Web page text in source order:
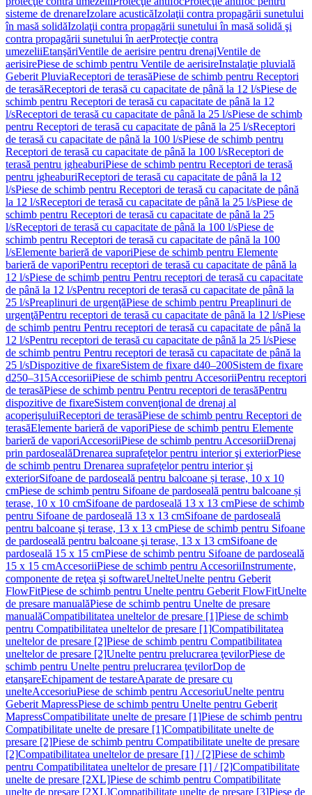
sisteme de drenareIzolare acusticăIzolaţii contra propagării sunetului
în masă solidăIzolaţii contra propagării sunetului în masă solidă şi
contra propagării sunetului în aerProtecţie contra
umezeliiEtanşăriVentile de aerisire pentru drenajVentile de
aerisirePiese de schimb pentru Ventile de aerisireInstalaţie pluvială
Geberit PluviaReceptori de terasăPiese de schimb pentru Receptori
de terasăReceptori de terasă cu capacitate de până la 12 l/sPiese de
schimb pentru Receptori de terasă cu capacitate de până la 12
l/sReceptori de terasă cu capacitate de până la 25 l/sPiese de schimb
pentru Receptori de terasă cu capacitate de până la 25 l/sReceptori
de terasă cu capacitate de până la 100 l/sPiese de schimb pentru
Receptori de terasă cu capacitate de până la 100 l/sReceptori de
terasă pentru jgheaburiPiese de schimb pentru Receptori de terasă
pentru jgheaburiReceptori de terasă cu capacitate de până la 12
l/sPiese de schimb pentru Receptori de terasă cu capacitate de până
la 12 l/sReceptori de terasă cu capacitate de până la 25 l/sPiese de
schimb pentru Receptori de terasă cu capacitate de până la 25
l/sReceptori de terasă cu capacitate de până la 100 l/sPiese de
schimb pentru Receptori de terasă cu capacitate de până la 100
l/sElemente barieră de vaporiPiese de schimb pentru Elemente
barieră de vaporiPentru receptori de terasă cu capacitate de până la
12 l/sPiese de schimb pentru Pentru receptori de terasă cu capacitate
de până la 12 l/sPentru receptori de terasă cu capacitate de până la
25 l/sPreaplinuri de urgenţăPiese de schimb pentru Preaplinuri de
urgenţăPentru receptori de terasă cu capacitate de până la 12 l/sPiese
de schimb pentru Pentru receptori de terasă cu capacitate de până la
12 l/sPentru receptori de terasă cu capacitate de până la 25 l/sPiese
de schimb pentru Pentru receptori de terasă cu capacitate de până la
25 l/sDispozitive de fixareSistem de fixare d40–200Sistem de fixare
d250–315AccesoriiPiese de schimb pentru AccesoriiPentru receptori
de terasăPiese de schimb pentru Pentru receptori de terasăPentru
dispozitive de fixareSistem convenţional de drenaj al
acoperişuluiReceptori de terasăPiese de schimb pentru Receptori de
terasăElemente barieră de vaporiPiese de schimb pentru Elemente
barieră de vaporiAccesoriiPiese de schimb pentru AccesoriiDrenaj
prin pardosealăDrenarea suprafeţelor pentru interior şi exteriorPiese
de schimb pentru Drenarea suprafeţelor pentru interior şi
exteriorSifoane de pardoseală pentru balcoane și terase, 10 x 10
cmPiese de schimb pentru Sifoane de pardoseală pentru balcoane și
terase, 10 x 10 cmSifoane de pardoseală 13 x 13 cmPiese de schimb
pentru Sifoane de pardoseală 13 x 13 cmSifoane de pardoseală
pentru balcoane şi terase, 13 x 13 cmPiese de schimb pentru Sifoane
de pardoseală pentru balcoane şi terase, 13 x 13 cmSifoane de
pardoseală 15 x 15 cmPiese de schimb pentru Sifoane de pardoseală
15 x 15 cmAccesoriiPiese de schimb pentru AccesoriiInstrumente,
componente de reţea şi softwareUnelteUnelte pentru Geberit
FlowFitPiese de schimb pentru Unelte pentru Geberit FlowFitUnelte
de presare manualăPiese de schimb pentru Unelte de presare
manualăCompatibilitatea uneltelor de presare [1]Piese de schimb
pentru Compatibilitatea uneltelor de presare [1]Compatibilitatea
uneltelor de presare [2]Piese de schimb pentru Compatibilitatea
uneltelor de presare [2]Unelte pentru prelucrarea ţevilorPiese de
schimb pentru Unelte pentru prelucrarea ţevilorDop de
etanşareEchipament de testareAparate de presare cu
unelteAccesoriuPiese de schimb pentru AccesoriuUnelte pentru
Geberit MapressPiese de schimb pentru Unelte pentru Geberit
MapressCompatibilitate unelte de presare [1]Piese de schimb pentru
Compatibilitate unelte de presare [1]Compatibilitate unelte de
presare [2]Piese de schimb pentru Compatibilitate unelte de presare
[2]Compatibilitatea uneltelor de presare [1] / [2]Piese de schimb
pentru Compatibilitatea uneltelor de presare [1] / [2]Compatibilitate
unelte de presare [2XL]Piese de schimb pentru Compatibilitate
unelte de presare [2XL]Compatibilitate unelte de presare [3]Piese de